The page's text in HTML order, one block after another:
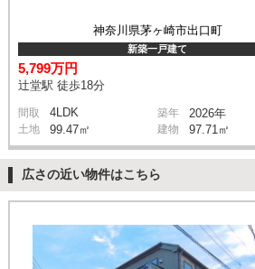
神奈川県茅ヶ崎市出口町
新築一戸建て
5,799万円
辻堂駅 徒歩18分
間取 4LDK 築年 2026年
土地 99.47㎡ 建物 97.71㎡
広さの近い物件はこちら